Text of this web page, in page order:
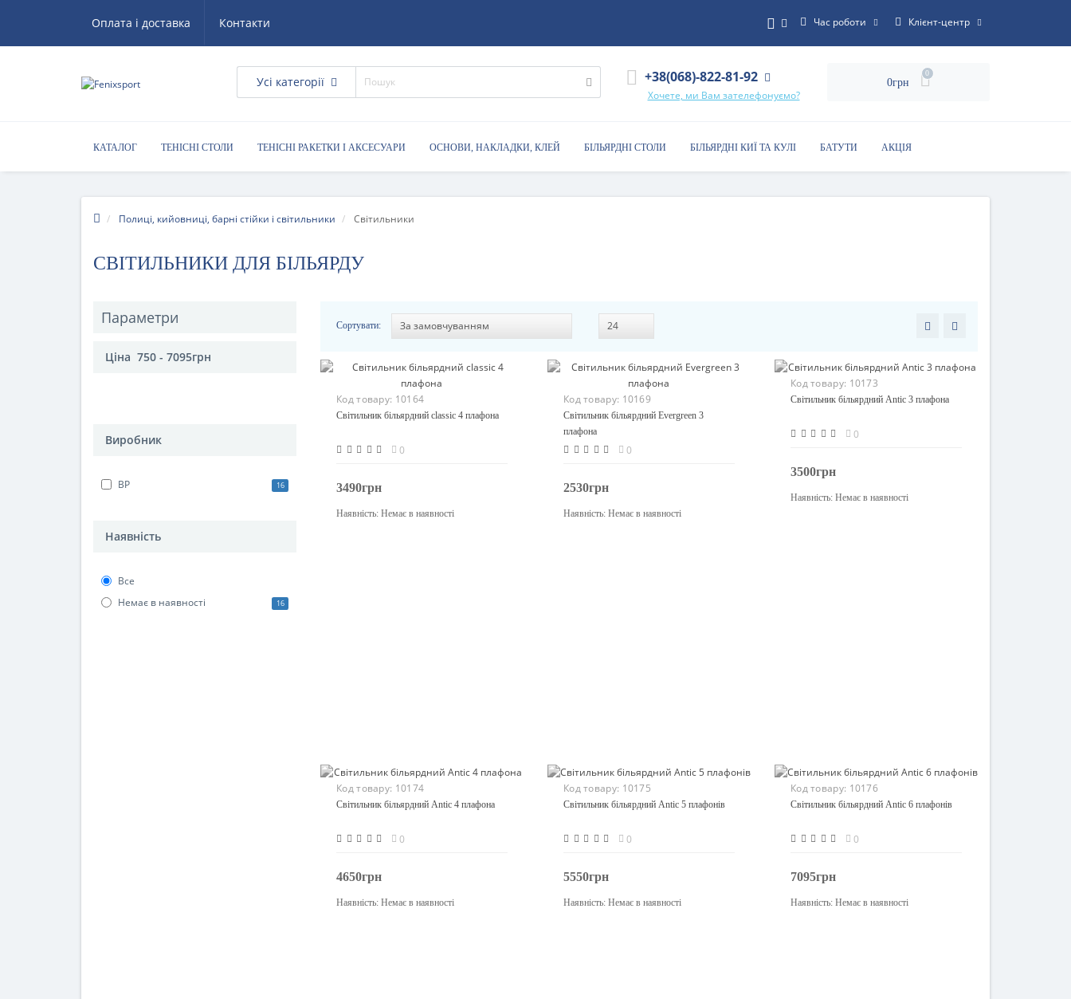
Оплата і доставка Контакти Час роботи Клієнт-центр
Усі категорії +38(068)-822-81-92
Хочете, ми Вам зателефонуємо?
0грн
0
КАТАЛОГ ТЕНІСНІ СТОЛИ ТЕНІСНІ РАКЕТКИ І АКСЕСУАРИ ОСНОВИ, НАКЛАДКИ, КЛЕЙ БІЛЬЯРДНІ СТОЛИ БІЛЬЯРДНІ КИЇ ТА КУЛІ БАТУТИ АКЦІЯ
КОРИСНІ ПОРАДИ
Полиці, кийовниці, барні стійки і світильники Світильники
СВІТИЛЬНИКИ ДЛЯ БІЛЬЯРДУ
Параметри
Ціна 750 - 7095грн
Виробник
BP 16
Наявність
Все
Немає в наявності
16
Сортувати:
Код товару: 10164
Світильник більярдний classic 4 плафона
0
3490грн
Закінчився
Наявність: Немає в наявності
Код товару: 10169
Світильник більярдний Evergreen 3
плафона
0
2530грн
Закінчився
Наявність: Немає в наявності
Код товару: 10173
Світильник більярдний Antic 3 плафона
0
3500грн
Закінчився
Наявність: Немає в наявності
Код товару: 10174
Світильник більярдний Antic 4 плафона
0
4650грн
Закінчився
Наявність: Немає в наявності
Код товару: 10175
Світильник більярдний Antic 5 плафонів
0
5550грн
Закінчився
Наявність: Немає в наявності
Код товару: 10176
Світильник більярдний Antic 6 плафонів
0
7095грн
Закінчився
Наявність: Немає в наявності